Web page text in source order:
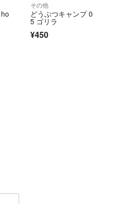
その他
どうぶつキャンプ 0
5 ゴリラ
¥450